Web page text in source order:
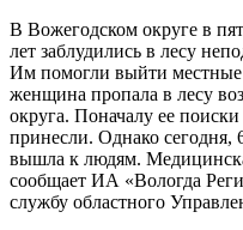
В Вожегодском округе в
лет заблудились в лесу
Им помогли выйти местные
женщина пропала в лесу
округа. Поначалу ее
принесли. Однако сегодня,
вышла к людям.
сообщает ИА «Вологда
службу областного